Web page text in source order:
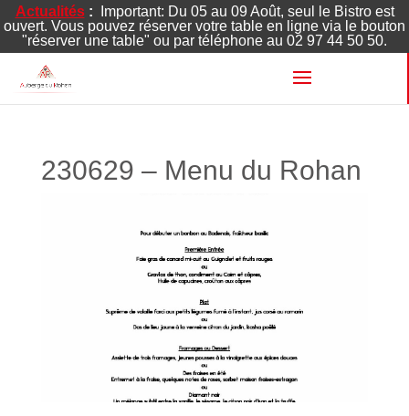
Actualités: Important: Du 05 au 09 Août, seul le Bistro est
ouvert. Vous pouvez réserver votre table en ligne via le bouton
"réserver une table" ou par téléphone au 02 97 44 50 50.
230629 – Menu du Rohan